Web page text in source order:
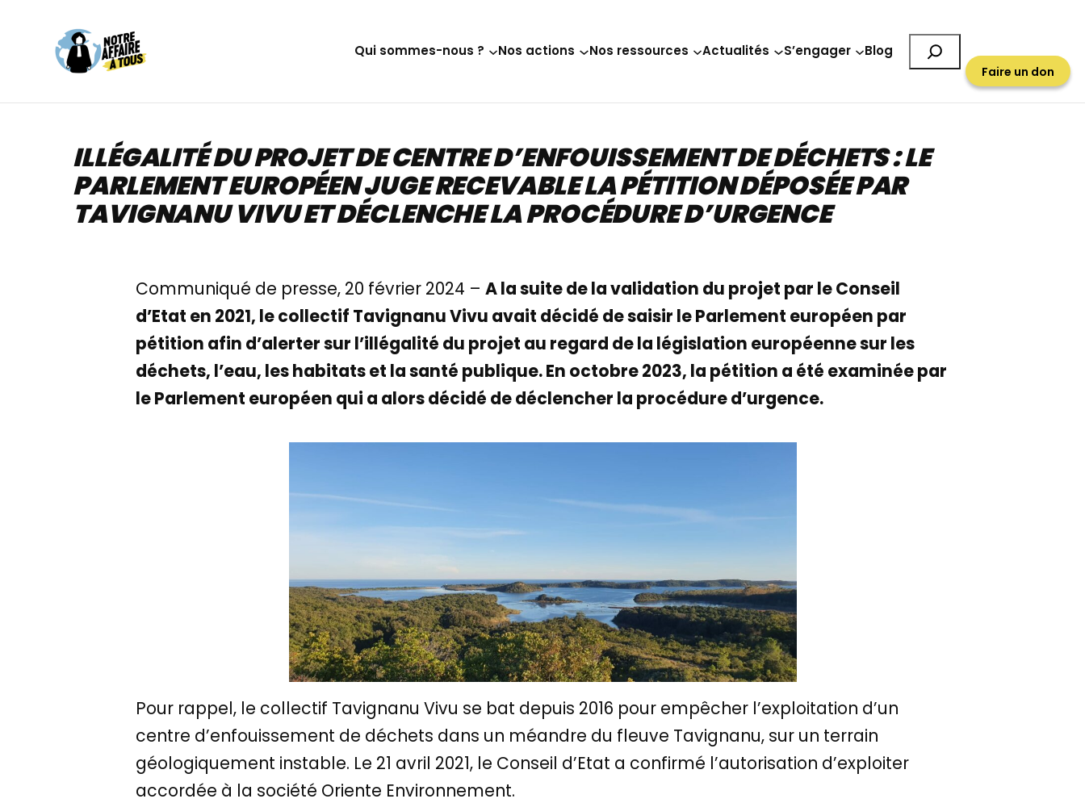
contenu
Qui sommes-nous ? Nos actions Nos ressources Actualités S’engager Blog
Faire un don
ILLÉGALITÉ DU PROJET DE CENTRE D’ENFOUISSEMENT DE DÉCHETS : LE
PARLEMENT EUROPÉEN JUGE RECEVABLE LA PÉTITION DÉPOSÉE PAR
TAVIGNANU VIVU ET DÉCLENCHE LA PROCÉDURE D’URGENCE
Communiqué de presse, 20 février 2024 –A la suite de la validation du projet par le Conseil
d’Etat en 2021, le collectif Tavignanu Vivu avait décidé de saisir le Parlement européen par
pétition afin d’alerter sur l’illégalité du projet au regard de la législation européenne sur les
déchets, l’eau, les habitats et la santé publique. En octobre 2023, la pétition a été examinée par
le Parlement européen qui a alors décidé de déclencher la procédure d’urgence.
Pour rappel, le collectif Tavignanu Vivu se bat depuis 2016 pour empêcher l’exploitation d’un
centre d’enfouissement de déchets dans un méandre du fleuve Tavignanu, sur un terrain
géologiquement instable. Le 21 avril 2021, le Conseil d’Etat a confirmé l’autorisation d’exploiter
accordée à la société Oriente Environnement.